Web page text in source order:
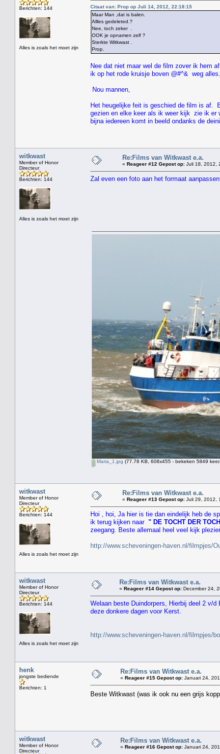
Berichten: 144
Alles is zoals het moet zijn
Citaat van: Prop op Juli 14, 2012, 22:18:15
Maar Man ,dat is balen.
Allles gedeleted.?
Nee, toch zeker .
OOK je opnamen zelf ?
Sterkte Witkwast .
Prop.
Nee dat niet maar wel de film zover ik hem
ik op het rode kruisje boven @#^& weg
Nou mannen,
Het heugelijke feit is geschied de film is af.
gezien en elke keer als ik weer kijk zie ik er
bijna iedereen komt in beeld ondanks de
witkwast
Member of Honor
Directeur
Berichten: 144
Alles is zoals het moet zijn
Re:Films van Witkwast e.a.
« Reageer #12 Gepost op: Juli 18, 2012,
Zal even een foto aan het formaat
Maria_1.jpg (77.78 KB, 608x455 - bekeken 5849
witkwast
Member of Honor
Directeur
Berichten: 144
Alles is zoals het moet zijn
Re:Films van Witkwast e.a.
« Reageer #13 Gepost op: Juli 29, 2012,
Hoi , hoi, Ja hier is tie dan eindelijk heb de
ik terug kijken naar " DE TOCHT DER
zeegang. Beste allemaal heel veel kijk
http://www.scheveningen-haven.nl/filmpjes/
witkwast
Member of Honor
Directeur
Berichten: 144
Alles is zoals het moet zijn
Re:Films van Witkwast e.a.
« Reageer #14 Gepost op: December 24,
Welaan beste Duindorpers, Hierbij deel 2 v/
deze donkere dagen voor Kerst.
http://www.scheveningen-haven.nl/filmpjes/
henk
jongste bediende
Berichten: 1
Re:Films van Witkwast e.a.
« Reageer #15 Gepost op: Januari 24,
Beste Witkwast (was ik ook nu een grijs
witkwast
Member of Honor
Directeur
Re:Films van Witkwast e.a.
« Reageer #16 Gepost op: Januari 24,